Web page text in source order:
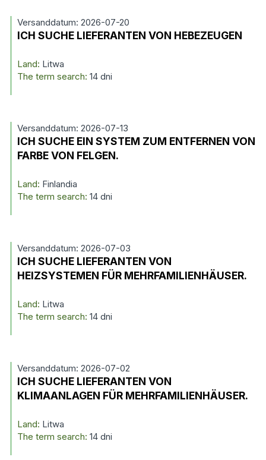
Versanddatum: 2026-07-20
ICH SUCHE LIEFERANTEN VON HEBEZEUGEN
Land: Litwa
The term search: 14 dni
Versanddatum: 2026-07-13
ICH SUCHE EIN SYSTEM ZUM ENTFERNEN VON
FARBE VON FELGEN.
Land: Finlandia
The term search: 14 dni
Versanddatum: 2026-07-03
ICH SUCHE LIEFERANTEN VON
HEIZSYSTEMEN FÜR MEHRFAMILIENHÄUSER.
Land: Litwa
The term search: 14 dni
Versanddatum: 2026-07-02
ICH SUCHE LIEFERANTEN VON
KLIMAANLAGEN FÜR MEHRFAMILIENHÄUSER.
Land: Litwa
The term search: 14 dni